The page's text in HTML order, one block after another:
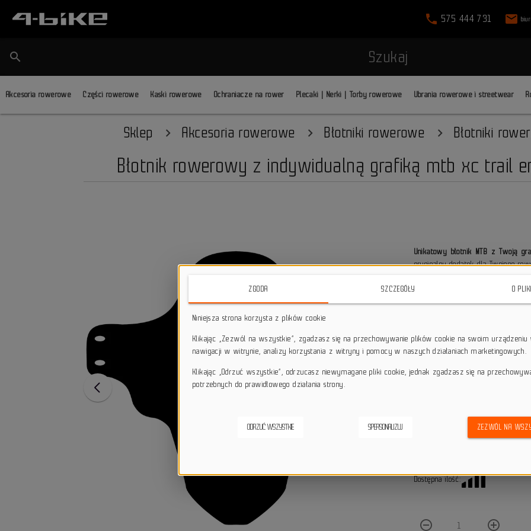
phone 575 444 731 mail
search Szukaj
Akcesoria rowerowe Części rowerowe Kaski rowerowe Ochraniacze na rower Plecaki | Nerki | Torby rowerowe Ubrania rowerowe i streetwear
Sklep Akcesoria rowerowe Błotniki rowerowe Błotniki
Błotnik rowerowy z indywidualną grafiką mtb xc trail
Unikatowy błotnik MTB z Twoją
oryginalny dodatek dla Twojego
local_shipping Dotyczy wysyłki na terenie
keyboard_return
Dostępna ilość:
remove_circle_outline add_circle_outline
ZGODA SZCZEGÓŁY O
Niniejsza strona korzysta z plików cookie
Klikając „Zezwól na wszystkie”, zgadzasz się na przechowywanie plików cookie na swoim urządzeniu
nawigacji w witrynie, analizy korzystania z witryny i pomocy w naszych działaniach marketingowych.
Klikając „Odrzuć wszystkie”, odrzucasz niewymagane pliki cookie, jednak zgadzasz się na
potrzebnych do prawidłowego działania strony.
ODRZUĆ WSZYSTKIE SPERSONALIZUJ ZEZWÓL NA